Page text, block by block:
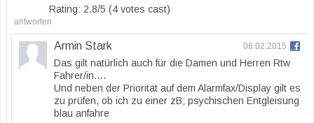
Rating: 2.8/5 (4 votes cast)
antworten
Armin Stark 06.02.2015
Das gilt natürlich auch für die Damen und Herren Rtw
Fahrer/in….
Und neben der Priorität auf dem Alarmfax/Display gilt es
zu prüfen, ob ich zu einer zB; psychischen Entgleisung
blau anfahre